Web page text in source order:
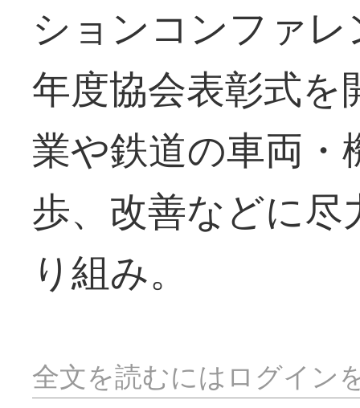
ションコンファ
年度協会表彰式を
業や鉄道の車両
歩、改善などに
り組み。
全文を読むにはログイン